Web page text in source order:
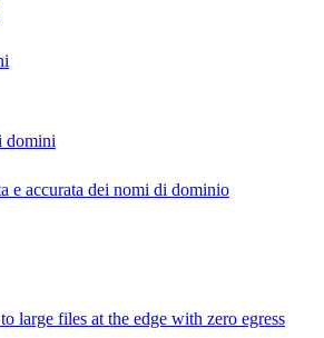
domini
e accurata dei nomi di dominio
large files at the edge with zero egress